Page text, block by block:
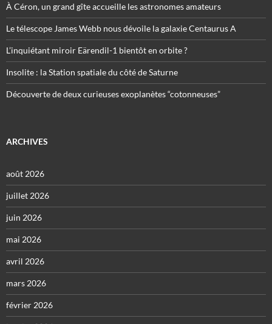
À Céron, un grand gîte accueille les astronomes amateurs
Le télescope James Webb nous dévoile la galaxie Centaurus A
L’inquiétant miroir Eärendil-1 bientôt en orbite ?
Insolite : la Station spatiale du côté de Saturne
Découverte de deux curieuses exoplanètes “cotonneuses”
ARCHIVES
août 2026
juillet 2026
juin 2026
mai 2026
avril 2026
mars 2026
février 2026